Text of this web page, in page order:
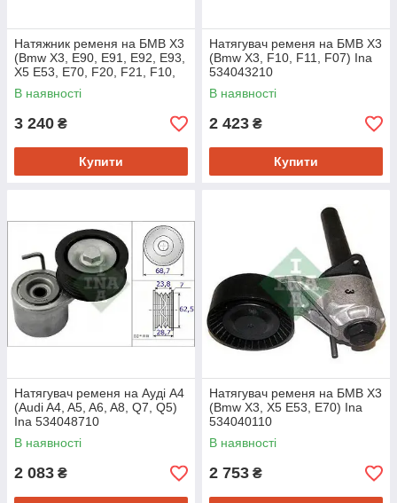
Натяжник ременя на БМВ Х3
(Bmw X3, E90, E91, E92, E93,
X5 E53, E70, F20, F21, F10,
F11, F07, F01, F02,F03,F04)
Ina 534048210
В наявності
3 240 ₴
Купити
Натягувач ременя на БМВ Х3
(Bmw X3, F10, F11, F07) Ina
534043210
В наявності
2 423 ₴
Купити
Натягувач ременя на Ауді A4
(Audi A4, A5, A6, A8, Q7, Q5)
Ina 534048710
В наявності
2 083 ₴
Натягувач ременя на БМВ Х3
(Bmw X3, X5 E53, E70) Ina
534040110
В наявності
2 753 ₴